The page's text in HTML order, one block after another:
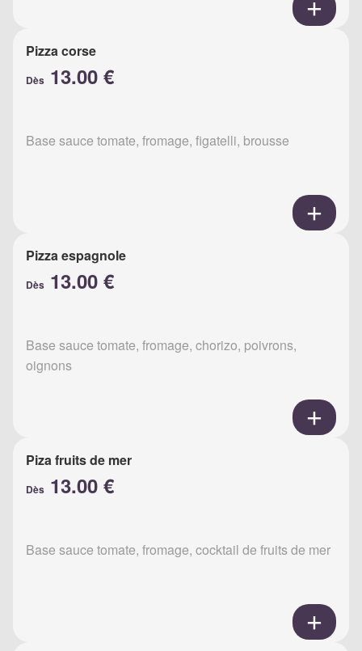
Pizza corse
Dès 13.00 €
Base sauce tomate, fromage, figatelli, brousse
Pizza espagnole
Dès 13.00 €
Base sauce tomate, fromage, chorizo, poivrons,
oignons
Piza fruits de mer
Dès 13.00 €
Base sauce tomate, fromage, cocktail de fruits de mer